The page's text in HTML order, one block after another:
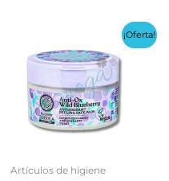
¡Oferta!
Artículos de higiene